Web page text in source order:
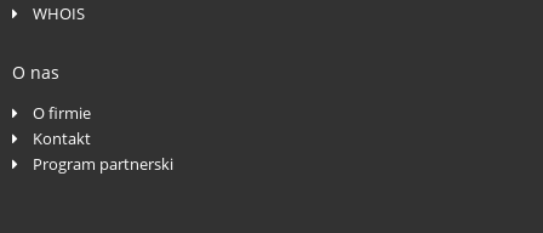
WHOIS
O nas
O firmie
Kontakt
Program partnerski